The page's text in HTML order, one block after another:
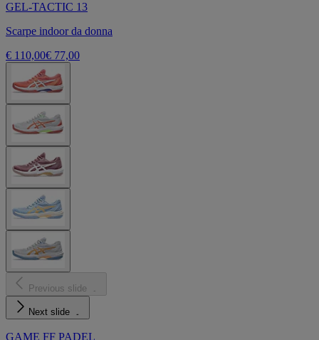
GEL-TACTIC 13
Scarpe indoor da donna
€ 110,00€ 77,00
Previous slide
Next slide
GAME FF PADEL